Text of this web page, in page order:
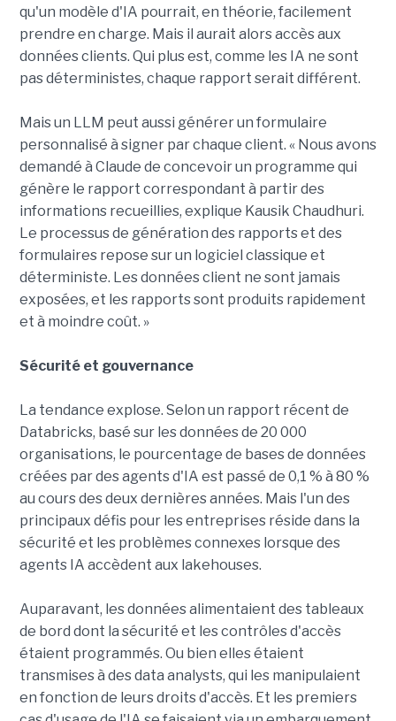
qu'un modèle d'IA pourrait, en théorie, facilement
prendre en charge. Mais il aurait alors accès aux
données clients. Qui plus est, comme les IA ne sont
pas déterministes, chaque rapport serait différent.
Mais un LLM peut aussi générer un formulaire
personnalisé à signer par chaque client. « Nous avons
demandé à Claude de concevoir un programme qui
génère le rapport correspondant à partir des
informations recueillies, explique Kausik Chaudhuri.
Le processus de génération des rapports et des
formulaires repose sur un logiciel classique et
déterministe. Les données client ne sont jamais
exposées, et les rapports sont produits rapidement
et à moindre coût. »
Sécurité et gouvernance
La tendance explose. Selon un rapport récent de
Databricks, basé sur les données de 20 000
organisations, le pourcentage de bases de données
créées par des agents d'IA est passé de 0,1 % à 80 %
au cours des deux dernières années. Mais l'un des
principaux défis pour les entreprises réside dans la
sécurité et les problèmes connexes lorsque des
agents IA accèdent aux lakehouses.
Auparavant, les données alimentaient des tableaux
de bord dont la sécurité et les contrôles d'accès
étaient programmés. Ou bien elles étaient
transmises à des data analysts, qui les manipulaient
en fonction de leurs droits d'accès. Et les premiers